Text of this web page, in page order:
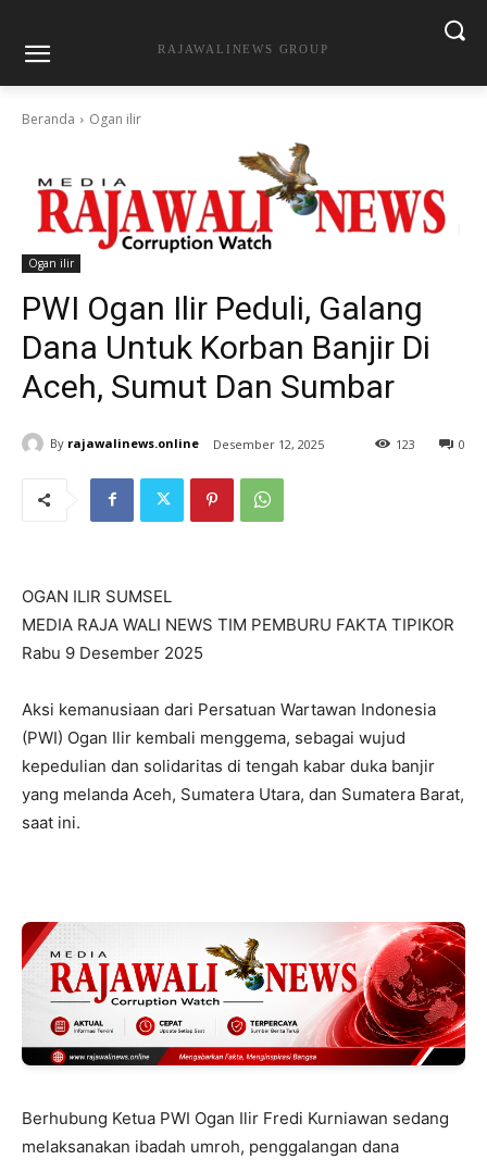
RAJAWALINEWS GROUP
Beranda Ogan ilir
Ogan ilir
PWI Ogan Ilir Peduli, Galang
Dana Untuk Korban Banjir Di
Aceh, Sumut Dan Sumbar
By rajawalinews.online Desember 12, 2025 0
123
OGAN ILIR SUMSEL
MEDIA RAJA WALI NEWS TIM PEMBURU FAKTA TIPIKOR
Rabu 9 Desember 2025
Aksi kemanusiaan dari Persatuan Wartawan Indonesia
(PWI) Ogan Ilir kembali menggema, sebagai wujud
kepedulian dan solidaritas di tengah kabar duka banjir
yang melanda Aceh, Sumatera Utara, dan Sumatera Barat,
saat ini.
Berhubung Ketua PWI Ogan Ilir Fredi Kurniawan sedang
melaksanakan ibadah umroh, penggalangan dana